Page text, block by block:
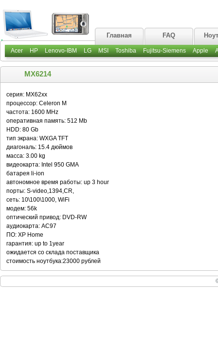
Главная FAQ
Acer HP Lenovo-IBM LG MSI Toshiba Fujitsu-Siemens Apple
MX6214
серия: MX62xx
процессор: Celeron M
частота: 1600 MHz
оперативная память: 512 Mb
HDD: 80 Gb
тип экрана: WXGA TFT
диагональ: 15.4 дюймов
масса: 3.00 kg
видеокарта: Intel 950 GMA
батарея li-ion
автономное время работы: up 3 hour
порты: S-video,1394,CR,
сеть: 10\100\1000, WiFi
модем: 56k
оптический привод: DVD-RW
аудиокарта: AC97
ПО: XP Home
гарантия: up to 1year
ожидается со склада поставщика
стоимость ноутбука:23000 рублей